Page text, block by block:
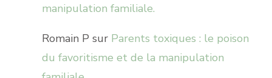
manipulation familiale.
Romain P sur Parents toxiques : le poison
du favoritisme et de la manipulation